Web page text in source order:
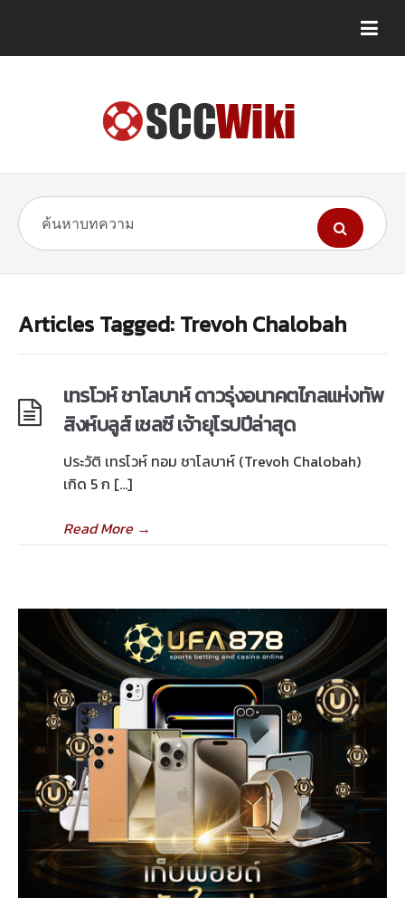
Articles Tagged: Trevoh Chalobah
เทรโวห์ ชาโลบาห์ ดาวรุ่งอนาคตไกลแห่งทัพ
สิงห์บลูส์ เชลซี เจ้ายุโรปปีล่าสุด
ประวัติ เทรโวห์ ทอม ชาโลบาห์ (Trevoh Chalobah)
เกิด 5 ก […]
Read More→